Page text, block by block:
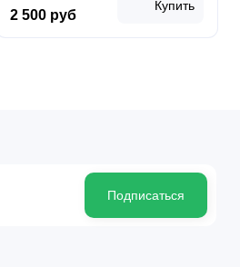
2 500 руб
Купить
Подписаться